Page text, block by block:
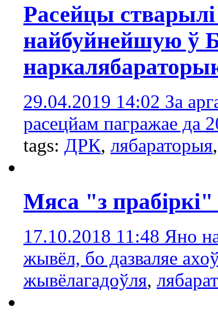
Расейцы
найбуйнейшую ў
29.04.2019 14:02 За
расецйам пагражае да
tags: ДРК, лябараторыя
Мяса "з
17.10.2018 11:48 Яно
жывёл, бо дазваляе
жывёлагадоўля,